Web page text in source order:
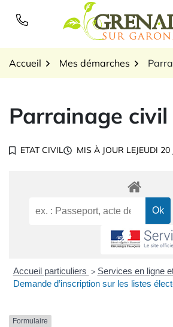
Logo
Accueil Mes démarches
Parrainage civil
ETAT CIVIL MIS À JOUR LEJEUDI 20
Accueil particuliers > Services en ligne
Demande d’inscription sur les listes
Formulaire